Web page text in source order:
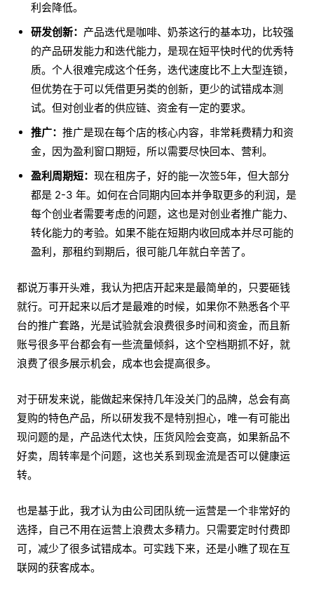
利会降低。
研发创新： 产品迭代是咖啡、奶茶这行的基本功，比较强
的产品研发能力和迭代能力，是现在短平快时代的优秀特
质。个人很难完成这个任务，迭代速度比不上大型连锁，
但优势在于可以凭借更另类的创新，更少的试错成本测
试。但对创业者的供应链、资金有一定的要求。
推广： 推广是现在每个店的核心内容，非常耗费精力和资
金，因为盈利窗口期短，所以需要尽快回本、营利。
盈利周期短： 现在租房子，好的能一次签5年，但大部分
都是 2-3 年。如何在合同期内回本并争取更多的利润，是
每个创业者需要考虑的问题，这也是对创业者推广能力、
转化能力的考验。如果不能在短期内收回成本并尽可能的
盈利，那租约到期后，很可能几年就白辛苦了。
都说万事开头难，我认为把店开起来是最简单的，只要砸钱
就行。可开起来以后才是最难的时候，如果你不熟悉各个平
台的推广套路，光是试验就会浪费很多时间和资金，而且新
账号很多平台都会有一些流量倾斜，这个空档期抓不好，就
浪费了很多展示机会，成本也会提高很多。
对于研发来说，能做起来保持几年没关门的品牌，总会有高
复购的特色产品，所以研发我不是特别担心，唯一有可能出
现问题的是，产品迭代太快，压货风险会变高，如果新品不
好卖，周转率是个问题，这也关系到现金流是否可以健康运
转。
也是基于此，我才认为由公司团队统一运营是一个非常好的
选择，自己不用在运营上浪费太多精力。只需要定时付费即
可，减少了很多试错成本。可实践下来，还是小瞧了现在互
联网的获客成本。